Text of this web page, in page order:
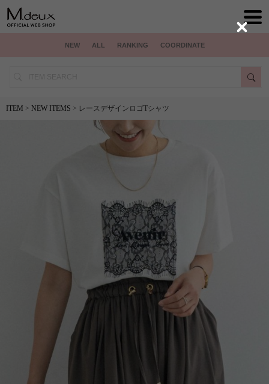
NEW ALL RANKING COORDINATE
ITEM > NEW ITEMS > レースデザインロゴTシャツ
Close